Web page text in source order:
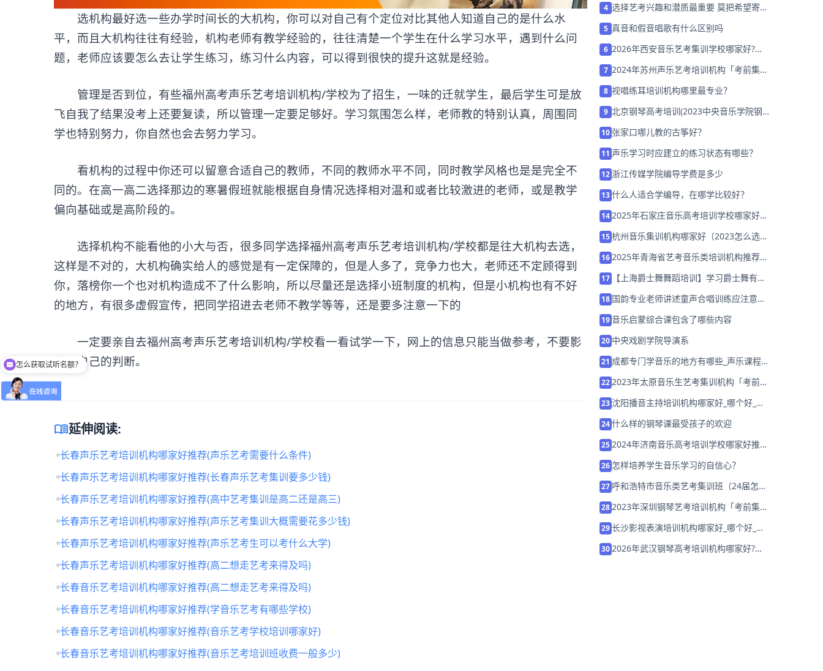
选机构最好选一些办学时间长的大机构，你可以对自己有个定位对比其他人知道自己的是什么水
平，而且大机构往往有经验，机构老师有教学经验的，往往清楚一个学生在什么学习水平，遇到什么问
题，老师应该要怎么去让学生练习，练习什么内容，可以得到很快的提升这就是经验。
管理是否到位，有些福州高考声乐艺考培训机构/学校为了招生，一味的迁就学生，最后学生可是放
飞自我了结果没考上还要复读，所以管理一定要足够好。学习氛围怎么样，老师教的特别认真，周围同
学也特别努力，你自然也会去努力学习。
看机构的过程中你还可以留意合适自己的教师，不同的教师水平不同，同时教学风格也是是完全不
同的。在高一高二选择那边的寒暑假班就能根据自身情况选择相对温和或者比较激进的老师，或是教学
偏向基础或是高阶段的。
选择机构不能看他的小大与否，很多同学选择福州高考声乐艺考培训机构/学校都是往大机构去选，
这样是不对的，大机构确实给人的感觉是有一定保障的，但是人多了，竞争力也大，老师还不定顾得到
你，落榜你一个也对机构造成不了什么影响，所以尽量还是选择小班制度的机构，但是小机构也有不好
的地方，有很多虚假宣传，把同学招进去老师不教学等等，还是要多注意一下的
一定要亲自去福州高考声乐艺考培训机构/学校看一看试学一下，网上的信息只能当做参考，不要影
响了自己的判断。
menu_book延伸阅读:
长春声乐艺考培训机构哪家好推荐(声乐艺考需要什么条件)
长春声乐艺考培训机构哪家好推荐(长春声乐艺考集训要多少钱)
长春声乐艺考培训机构哪家好推荐(高中艺考集训是高二还是高三)
长春声乐艺考培训机构哪家好推荐(声乐艺考集训大概需要花多少钱)
长春声乐艺考培训机构哪家好推荐(声乐艺考生可以考什么大学)
长春声乐艺考培训机构哪家好推荐(高二想走艺考来得及吗)
长春音乐艺考培训机构哪家好推荐(高二想走艺考来得及吗)
长春音乐艺考培训机构哪家好推荐(学音乐艺考有哪些学校)
长春音乐艺考培训机构哪家好推荐(音乐艺考学校培训哪家好)
长春音乐艺考培训机构哪家好推荐(音乐艺考培训班收费一般多少)
4 选择艺考兴趣和潜质最重要 莫把希望寄于
5 真音和假音唱歌有什么区别吗
6 2026年西安音乐艺考集训学校哪家好?家
7 2024年苏州声乐艺考培训机构「考前集训
8 视唱练耳培训机构哪里最专业？
9 北京钢琴高考培训(2023中央音乐学院钢
10 张家口哪儿教的古筝好？
11 声乐学习时应建立的练习状态有哪些？
12浙江传媒学院编导学费是多少
13什么人适合学编导，在哪学比较好？
142025年石家庄音乐高考培训学校哪家好
15杭州音乐集训机构哪家好（2023怎么选择
162025年青海省艺考音乐类培训机构推荐
17
【上海爵士舞舞蹈培训】学习爵士舞有哪
18 国韵专业老师讲述童声合唱训练应注意的
19音乐启蒙综合课包含了哪些内容
20 中央戏剧学院导演系
21 成都专门学音乐的地方有哪些_声乐课程_
222023年太原音乐生艺考集训机构「考前集
23沈阳播音主持培训机构哪家好_哪个好_学
24什么样的钢琴课最受孩子的欢迎
252024年济南音乐高考培训学校哪家好推荐
26 怎样培养学生音乐学习的自信心？
27 呼和浩特市音乐类艺考集训班（24届怎么
282023年深圳钢琴艺考培训机构「考前集训
29长沙影视表演培训机构哪家好_哪个好_学
302026年武汉钢琴高考培训机构哪家好?家
怎么获取试听名额？